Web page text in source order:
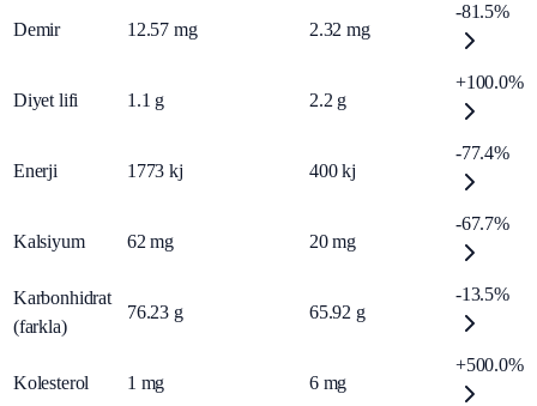
Demir 12.57 mg 2.32 mg
-81.5%
Diyet lifi 1.1 g 2.2 g
+100.0%
Enerji 1773 kj 400 kj
-77.4%
Kalsiyum 62 mg 20 mg
-67.7%
Karbonhidrat
(farkla)
76.23 g 65.92 g
-13.5%
Kolesterol 1 mg 6 mg
+500.0%